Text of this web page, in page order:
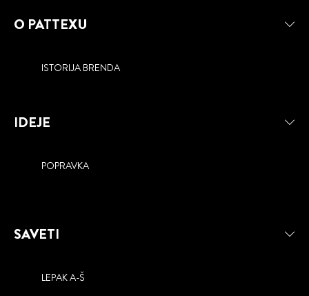
O PATTEXU
ISTORIJA BRENDA
IDEJE
POPRAVKA
SAVETI
LEPAK A-Š